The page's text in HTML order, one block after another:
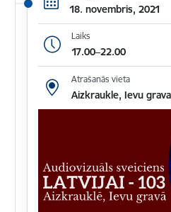
18. novembris, 2021
Laiks
17.00–22.00
Atrašanās vieta
Aizkraukle, Ievu grava